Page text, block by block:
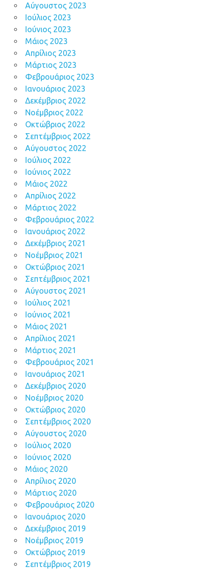
Αύγουστος 2023
Ιούλιος 2023
Ιούνιος 2023
Μάιος 2023
Απρίλιος 2023
Μάρτιος 2023
Φεβρουάριος 2023
Ιανουάριος 2023
Δεκέμβριος 2022
Νοέμβριος 2022
Οκτώβριος 2022
Σεπτέμβριος 2022
Αύγουστος 2022
Ιούλιος 2022
Ιούνιος 2022
Μάιος 2022
Απρίλιος 2022
Μάρτιος 2022
Φεβρουάριος 2022
Ιανουάριος 2022
Δεκέμβριος 2021
Νοέμβριος 2021
Οκτώβριος 2021
Σεπτέμβριος 2021
Αύγουστος 2021
Ιούλιος 2021
Ιούνιος 2021
Μάιος 2021
Απρίλιος 2021
Μάρτιος 2021
Φεβρουάριος 2021
Ιανουάριος 2021
Δεκέμβριος 2020
Νοέμβριος 2020
Οκτώβριος 2020
Σεπτέμβριος 2020
Αύγουστος 2020
Ιούλιος 2020
Ιούνιος 2020
Μάιος 2020
Απρίλιος 2020
Μάρτιος 2020
Φεβρουάριος 2020
Ιανουάριος 2020
Δεκέμβριος 2019
Νοέμβριος 2019
Οκτώβριος 2019
Σεπτέμβριος 2019